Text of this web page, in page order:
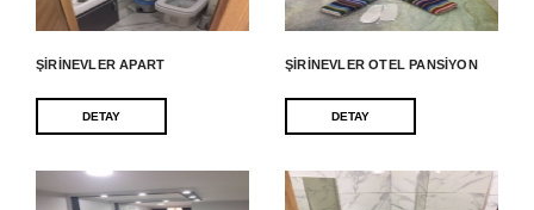
ŞIRINEVLER APART
DETAY
ŞIRINEVLER OTEL PANSIYON
DETAY